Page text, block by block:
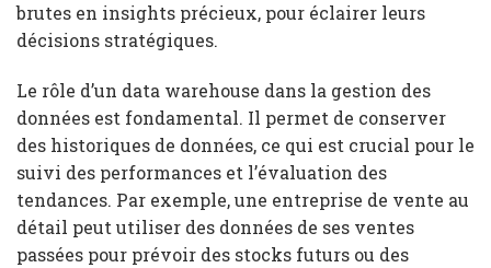
brutes en insights précieux, pour éclairer leurs
décisions stratégiques.
Le rôle d’un data warehouse dans la gestion des
données est fondamental. Il permet de conserver
des historiques de données, ce qui est crucial pour le
suivi des performances et l’évaluation des
tendances. Par exemple, une entreprise de vente au
détail peut utiliser des données de ses ventes
passées pour prévoir des stocks futurs ou des